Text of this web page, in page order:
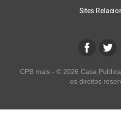
Sites
CPB mais - © 2026 Casa
os direitos